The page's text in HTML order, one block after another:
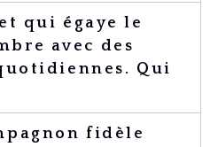
qui égaye le
avec des
Qui
fidèle